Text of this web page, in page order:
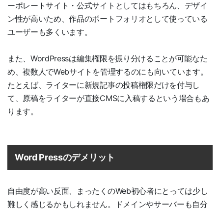
ーポレートサイト・公式サイトとしてはもちろん、デザイ
ン性が高いため、作品のポートフォリオとして使っている
ユーザーも多くいます。
また、WordPressは編集権限を振り分けることが可能なた
め、複数人でWebサイトを管理するのにも向いています。
たとえば、ライターに新規記事の投稿権限だけを付与し
て、原稿をライターが直接CMSに入稿するという場合もあ
ります。
Word Pressのデメリット
自由度が高い反面、まったくのWeb初心者にとっては少し
難しく感じるかもしれません。ドメインやサーバーも自分